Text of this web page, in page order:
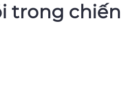
trong chiến